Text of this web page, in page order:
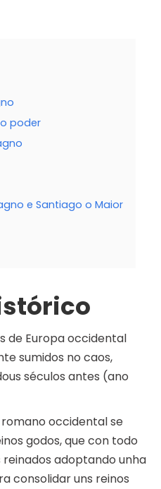
poder
e Santiago o Maior
de Europa occidental
sumidos no caos,
séculos antes (ano
occidental se
godos, que con todo
reinados adoptando unha
consolidar uns reinos